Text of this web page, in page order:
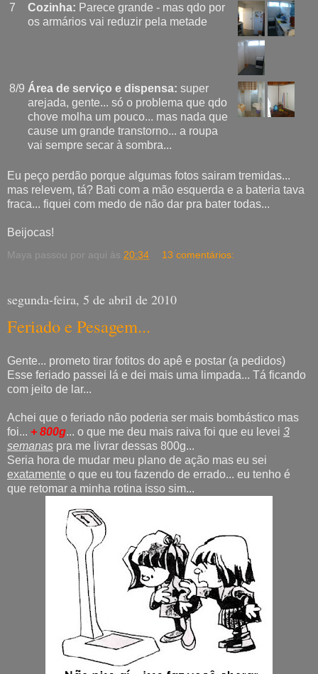
7
Cozinha: Parece grande - mas qdo por
os armários vai reduzir pela metade
8/9 Área de serviço e dispensa: super
arejada, gente... só o problema que qdo
chove molha um pouco... mas nada que
cause um grande transtorno... a roupa
vai sempre secar à sombra...
Eu peço perdão porque algumas fotos sairam tremidas...
mas relevem, tá? Bati com a mão esquerda e a bateria tava
fraca... fiquei com medo de não dar pra bater todas...
Beijocas!
Maya passou por aqui às 20:34 13 comentários:
segunda-feira, 5 de abril de 2010
Feriado e Pesagem...
Gente... prometo tirar fotitos do apê e postar (a pedidos)
Esse feriado passei lá e dei mais uma limpada... Tá ficando
com jeito de lar...
Achei que o feriado não poderia ser mais bombástico mas
foi... + 800g... o que me deu mais raiva foi que eu levei 3
semanas pra me livrar dessas 800g...
Seria hora de mudar meu plano de ação mas eu sei
exatamente o que eu tou fazendo de errado... eu tenho é
que retomar a minha rotina isso sim...